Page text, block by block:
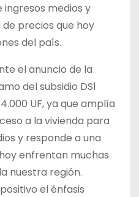
ingresos medios y
precios que hoy
del país.
el anuncio de la
del subsidio DS1
UF, ya que amplía
a la vivienda para
y responde a una
enfrentan muchas
nuestra región.
el énfasis